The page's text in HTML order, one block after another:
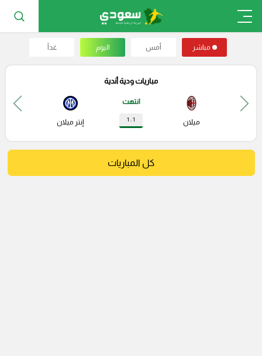
مباشر أمس اليوم غداً
مباريات ودية أندية
ميلان
انتهت
1 : 1 إنتر ميلان
كل المباريات